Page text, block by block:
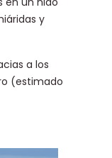
y
a los
(estimado